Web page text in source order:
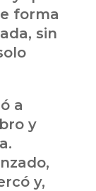
forma
sin
a
y
y,